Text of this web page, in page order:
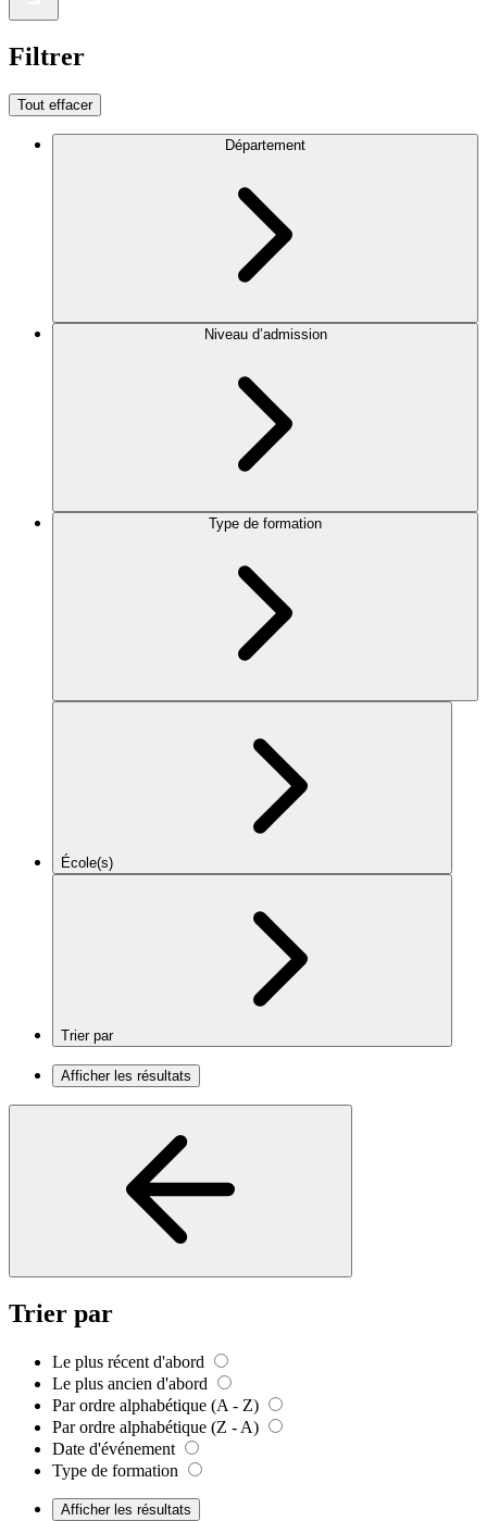
Filtrer
Tout effacer
Département
Niveau d’admission
Type de formation
École(s)
Trier par
Afficher les résultats
Trier par
Le plus récent d'abord
Le plus ancien d'abord
Par ordre alphabétique (A - Z)
Par ordre alphabétique (Z - A)
Date d'événement
Type de formation
Afficher les résultats